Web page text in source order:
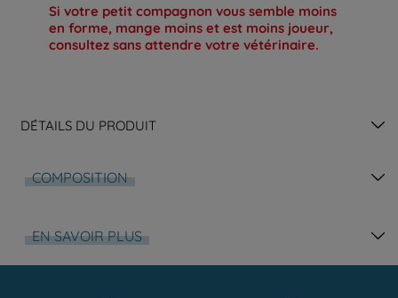
Si votre petit compagnon vous semble moins
en forme, mange moins et est moins joueur,
consultez sans attendre votre vétérinaire.
DÉTAILS DU PRODUIT
COMPOSITION
EN SAVOIR PLUS